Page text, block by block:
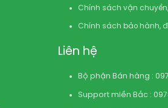
Chính sách vận
Chính sách bảo hành,
Liên hệ
Bộ phận Bán hàng :
Support miền Bắc :